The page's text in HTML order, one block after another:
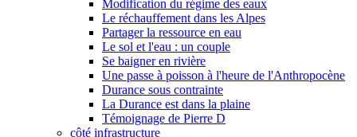
Modification du régime des eaux
Le réchauffement dans les Alpes
Partager la ressource en eau
Le sol et l'eau : un couple
Se baigner en rivière
Une passe à poisson à l'heure de l'Anthropocène
Durance sous contrainte
La Durance est dans la plaine
Témoignage de Pierre D
côté infrastructure